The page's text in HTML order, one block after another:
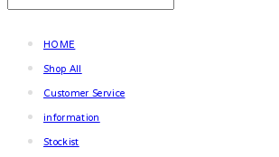
HOME
Shop All
Customer Service
information
Stockist